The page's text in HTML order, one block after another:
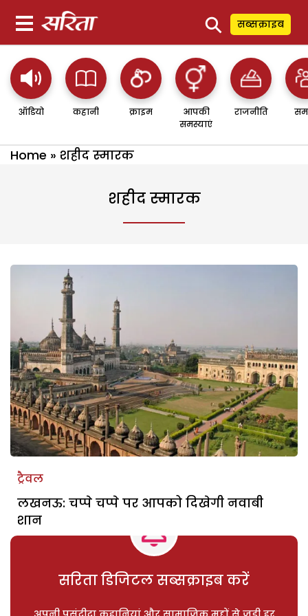
⚲ सब्सक्राइब
ऑडियो कहानी क्राइम
आपकी
समस्याएं
राजनीति
Home » शहीद स्मारक
शहीद स्मारक
ट्रैवल
लखनऊ: चप्पे चप्पे पर आपको दिखेगी नवाबी
शान
सरिता डिजिटल सब्सक्राइब करें